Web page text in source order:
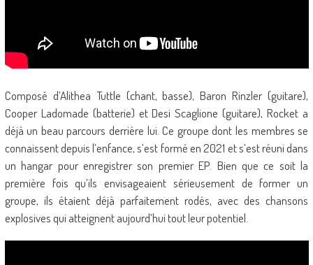
Composé d’Alithea Tuttle (chant, basse), Baron Rinzler (guitare),
Cooper Ladomade (batterie) et Desi Scaglione (guitare), Rocket a
déjà un beau parcours derrière lui. Ce groupe dont les membres se
connaissent depuis l’enfance, s’est formé en 2021 et s’est réuni dans
un hangar pour enregistrer son premier EP. Bien que ce soit la
première fois qu’ils envisageaient sérieusement de former un
groupe, ils étaient déjà parfaitement rodés, avec des chansons
explosives qui atteignent aujourd’hui tout leur potentiel.